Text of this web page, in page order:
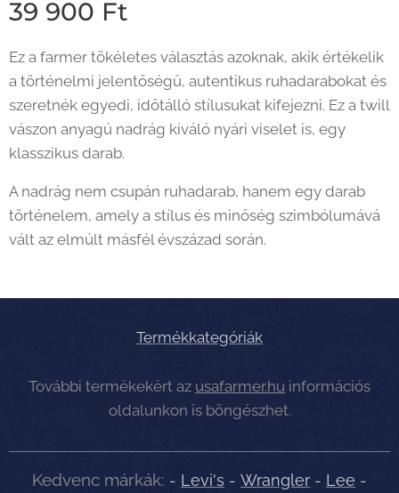
39 900 Ft
Ez a farmer tökéletes választás azoknak, akik értékelik
a történelmi jelentőségű, autentikus ruhadarabokat és
szeretnék egyedi, időtálló stílusukat kifejezni. Ez a twill
vászon anyagú nadrág kiváló nyári viselet is, egy
klasszikus darab.
A nadrág nem csupán ruhadarab, hanem egy darab
történelem, amely a stílus és minőség szimbólumává
vált az elmúlt másfél évszázad során.
Termékkategóriák
További termékekért az usafarmer.hu információs
oldalunkon is böngészhet.
Kedvenc márkák: - Levi's - Wrangler - Lee -